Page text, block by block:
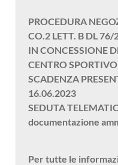
PROCEDURA
CO.2 LETT. B DL 76/
IN CONCESSIONE
CENTRO
SCADENZA
16.06.2023
SEDUTA
documentazione
Per tutte le